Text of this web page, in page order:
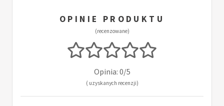
OPINIE PRODUKTU
(recenzowane)
Opinia: 0/5
( uzyskanych recenzji)